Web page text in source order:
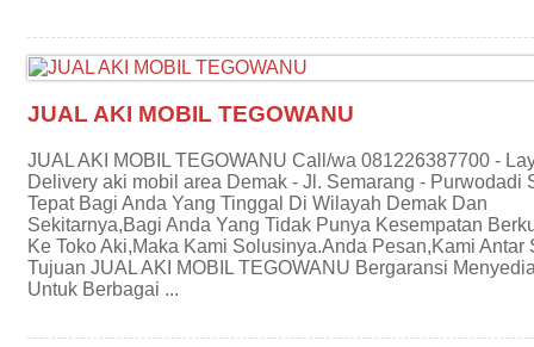
JUAL AKI MOBIL TEGOWANU
JUAL AKI MOBIL TEGOWANU Call/wa 081226387700 -
Delivery aki mobil area Demak - Jl. Semarang - Purwodadi
Tepat Bagi Anda Yang Tinggal Di Wilayah Demak Dan
Sekitarnya,Bagi Anda Yang Tidak Punya Kesempatan
Ke Toko Aki,Maka Kami Solusinya.Anda Pesan,Kami Antar
Tujuan JUAL AKI MOBIL TEGOWANU Bergaransi
Untuk Berbagai ...